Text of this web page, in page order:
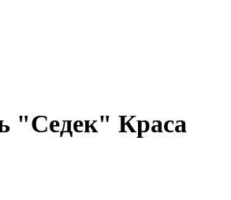
"Седек" Краса